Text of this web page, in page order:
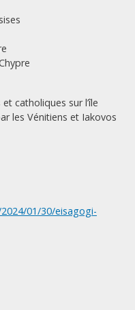
catholiques sur l’île
les Vénitiens et Iakovos
01/30/eisagogi-